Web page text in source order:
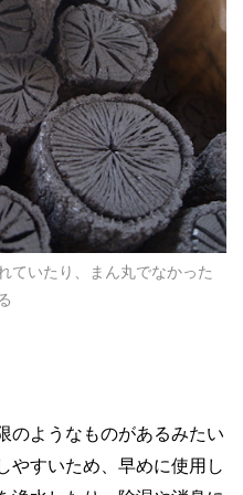
ていたり、まん丸でなかった
のようなものがあるみたい
やすいため、早めに使用し